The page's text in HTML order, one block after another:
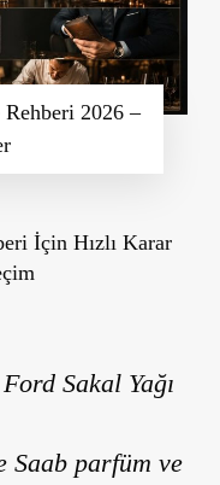
2026 –
İçin Hızlı Karar
Sakal Yağı
Saab parfüm ve